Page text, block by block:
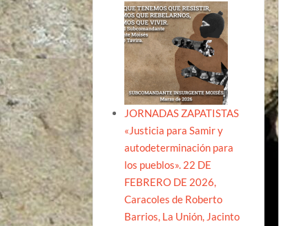
JORNADAS ZAPATISTAS
«Justicia para Samir y
autodeterminación para
los pueblos». 22 DE
FEBRERO DE 2026,
Caracoles de Roberto
Barrios, La Unión, Jacinto